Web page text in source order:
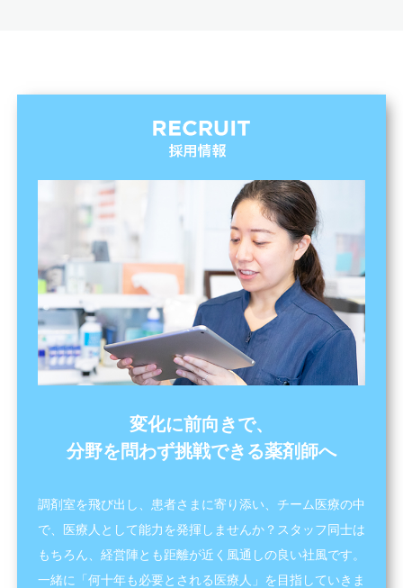
変化に前向きで、
分野を問わず挑戦できる薬剤師へ
調剤室を飛び出し、患者さまに寄り添い、チーム医療の中
で、医療人として能力を発揮しませんか？スタッフ同士は
もちろん、経営陣とも距離が近く風通しの良い社風です。
一緒に「何十年も必要とされる医療人」を目指していきま